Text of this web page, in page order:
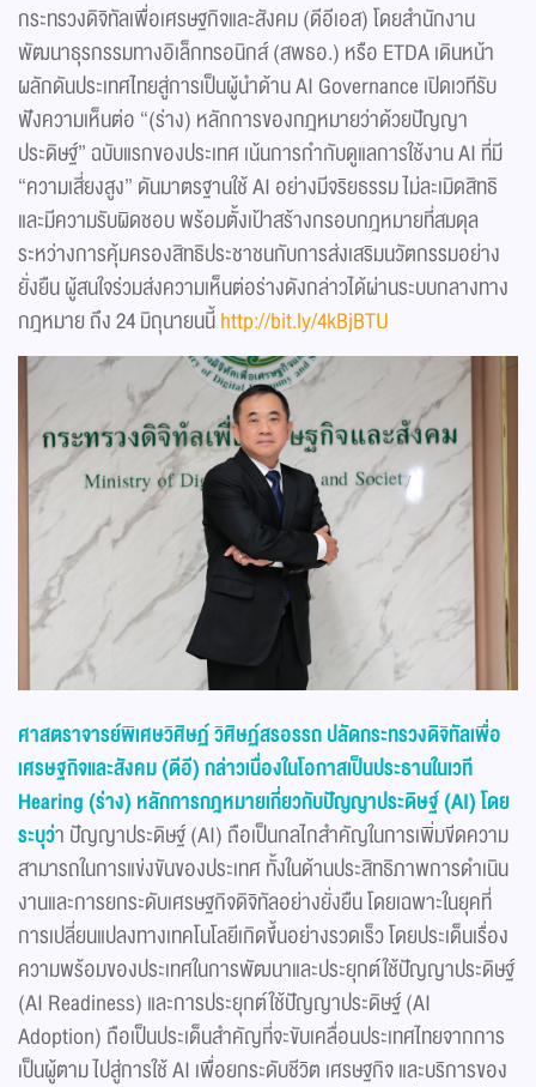
กระทรวงดิจิทัลเพื่อเศรษฐกิจและสังคม (ดีอีเอส) โดยสำนักงาน
พัฒนาธุรกรรมทางอิเล็กทรอนิกส์ (สพธอ.) หรือ ETDA เดินหน้า
ผลักดันประเทศไทยสู่การเป็นผู้นำด้าน AI Governance เปิดเวทีรับ
ฟังความเห็นต่อ “(ร่าง) หลักการของกฎหมายว่าด้วยปัญญา
ประดิษฐ์” ฉบับแรกของประเทศ เน้นการกำกับดูแลการใช้งาน AI ที่มี
“ความเสี่ยงสูง” ดันมาตรฐานใช้ AI อย่างมีจริยธรรม ไม่ละเมิดสิทธิ
และมีความรับผิดชอบ พร้อมตั้งเป้าสร้างกรอบกฎหมายที่สมดุล
ระหว่างการคุ้มครองสิทธิประชาชนกับการส่งเสริมนวัตกรรมอย่าง
ยั่งยืน ผู้สนใจร่วมส่งความเห็นต่อร่างดังกล่าวได้ผ่านระบบกลางทาง
กฎหมาย ถึง 24 มิถุนายนนี้http://bit.ly/4kBjBTU
ศาสตราจารย์พิเศษวิศิษฏ์ วิศิษฏ์สรอรรถ ปลัดกระทรวงดิจิทัลเพื่อ
เศรษฐกิจและสังคม (ดีอี) กล่าวเนื่องในโอกาสเป็นประธานในเวที
Hearing (ร่าง) หลักการกฎหมายเกี่ยวกับปัญญาประดิษฐ์ (AI) โดย
ระบุว่า ปัญญาประดิษฐ์ (AI) ถือเป็นกลไกสำคัญในการเพิ่มขีดความ
สามารถในการแข่งขันของประเทศ ทั้งในด้านประสิทธิภาพการดำเนิน
งานและการยกระดับเศรษฐกิจดิจิทัลอย่างยั่งยืน โดยเฉพาะในยุคที่
การเปลี่ยนแปลงทางเทคโนโลยีเกิดขึ้นอย่างรวดเร็ว โดยประเด็นเรื่อง
ความพร้อมของประเทศในการพัฒนาและประยุกต์ใช้ปัญญาประดิษฐ์
(AI Readiness) และการประยุกต์ใช้ปัญญาประดิษฐ์ (AI
Adoption) ถือเป็นประเด็นสำคัญที่จะขับเคลื่อนประเทศไทยจากการ
เป็นผู้ตาม ไปสู่การใช้ AI เพื่อยกระดับชีวิต เศรษฐกิจ และบริการของ